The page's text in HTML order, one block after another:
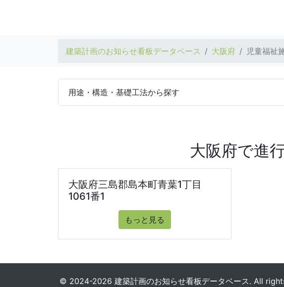
建築計画のお知らせ看板データベース 大阪府 児童福祉
用途・構造・基礎工法から探す
大阪府で進
大阪府三島郡島本町青葉1丁目
1061番1
もっと見る
© 2024-2026 建築計画のお知らせ看板データベース. All